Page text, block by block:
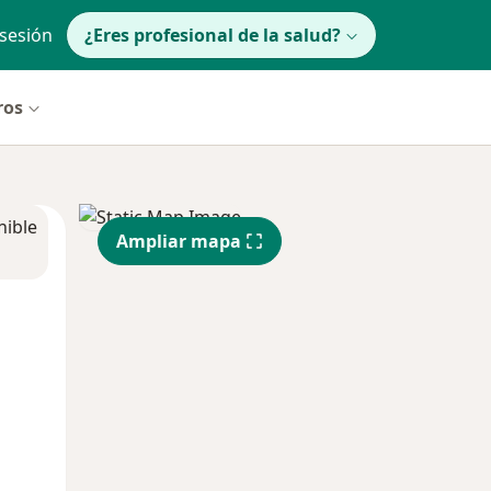
¿Eres profesional de la salud?
Ampliar mapa